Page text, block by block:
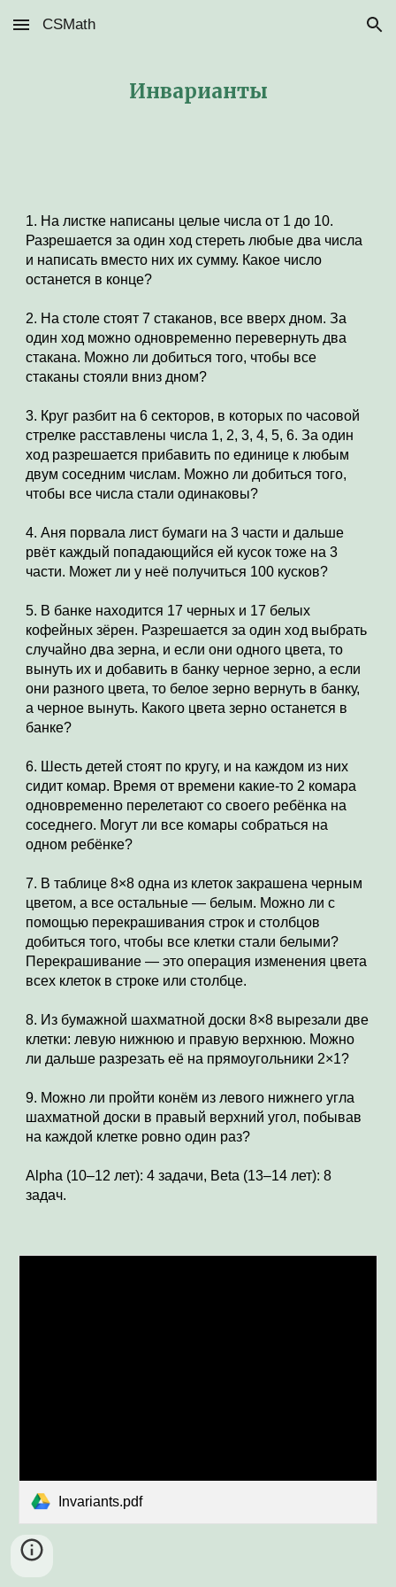
Skip to main content Skip to navigation
CSMath
Инварианты
1. На листке написаны целые числа от 1 до 10.
Разрешается за один ход стереть любые два числа
и написать вместо них их сумму. Какое число
останется в конце?
2. На столе стоят 7 стаканов, все вверх дном. За
один ход можно одновременно перевернуть два
стакана. Можно ли добиться того, чтобы все
стаканы стояли вниз дном?
3. Круг разбит на 6 секторов, в которых по часовой
стрелке расставлены числа 1, 2, 3, 4, 5, 6. За один
ход разрешается прибавить по единице к любым
двум соседним числам. Можно ли добиться того,
чтобы все числа стали одинаковы?
4. Аня порвала лист бумаги на 3 части и дальше
рвёт каждый попадающийся ей кусок тоже на 3
части. Может ли у неё получиться 100 кусков?
5. В банке находится 17 черных и 17 белых
кофейных зёрен. Разрешается за один ход выбрать
случайно два зерна, и если они одного цвета, то
вынуть их и добавить в банку черное зерно, а если
они разного цвета, то белое зерно вернуть в банку,
а черное вынуть. Какого цвета зерно останется в
банке?
6. Шесть детей стоят по кругу, и на каждом из них
сидит комар. Время от времени какие-то 2 комара
одновременно перелетают со своего ребёнка на
соседнего. Могут ли все комары собраться на
одном ребёнке?
7. В таблице 8×8 одна из клеток закрашена черным
цветом, а все остальные — белым. Можно ли с
помощью перекрашивания строк и столбцов
добиться того, чтобы все клетки стали белыми?
Перекрашивание — это операция изменения цвета
всех клеток в строке или столбце.
8. Из бумажной шахматной доски 8×8 вырезали две
клетки: левую нижнюю и правую верхнюю. Можно
ли дальше разрезать её на прямоугольники 2×1?
9. Можно ли пройти конём из левого нижнего угла
шахматной доски в правый верхний угол, побывав
на каждой клетке ровно один раз?
Alpha (10–12 лет): 4 задачи, Beta (13–14 лет): 8
задач.
Invariants.pdf